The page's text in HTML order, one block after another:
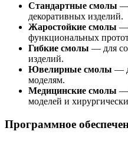
Стандартные смолы —
декоративных изделий.
Жаростойкие смолы —
функциональных
Гибкие смолы — для
изделий.
Ювелирные смолы —
моделям.
Медицинские смолы —
моделей и
Программное